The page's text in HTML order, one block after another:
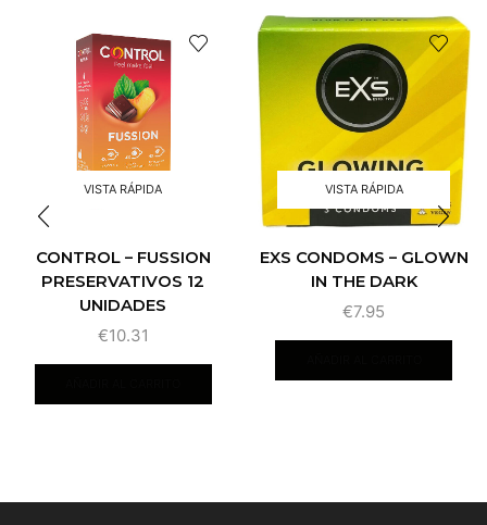
VISTA RÁPIDA
CONTROL – FUSSION
PRESERVATIVOS 12
UNIDADES
€10.31
VISTA RÁPIDA
EXS CONDOMS – GLOWN
IN THE DARK
€7.95